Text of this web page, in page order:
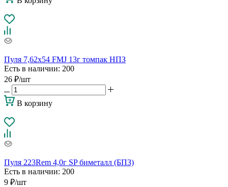
Пуля 7,62х54 FMJ 13г томпак НПЗ
Есть в наличии: 200
26 ₽/шт
В корзину
Пуля 223Rem 4,0г SP биметалл (БПЗ)
Есть в наличии: 200
9 ₽/шт